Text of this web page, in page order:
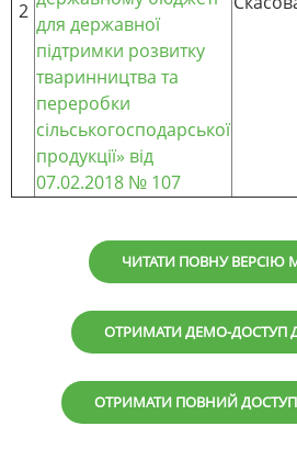
2
для державної
підтримки розвитку
тваринництва та
переробки
сільськогосподарської
продукції» від
07.02.2018 № 107
ЧИТАТИ ПОВНУ ВЕРСІЮ
ОТРИМАТИ ДЕМО-ДОСТУП
ОТРИМАТИ ПОВНИЙ